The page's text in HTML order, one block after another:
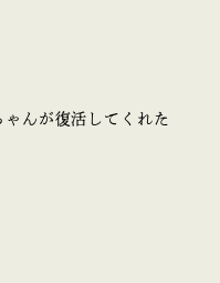
んが復活してくれた